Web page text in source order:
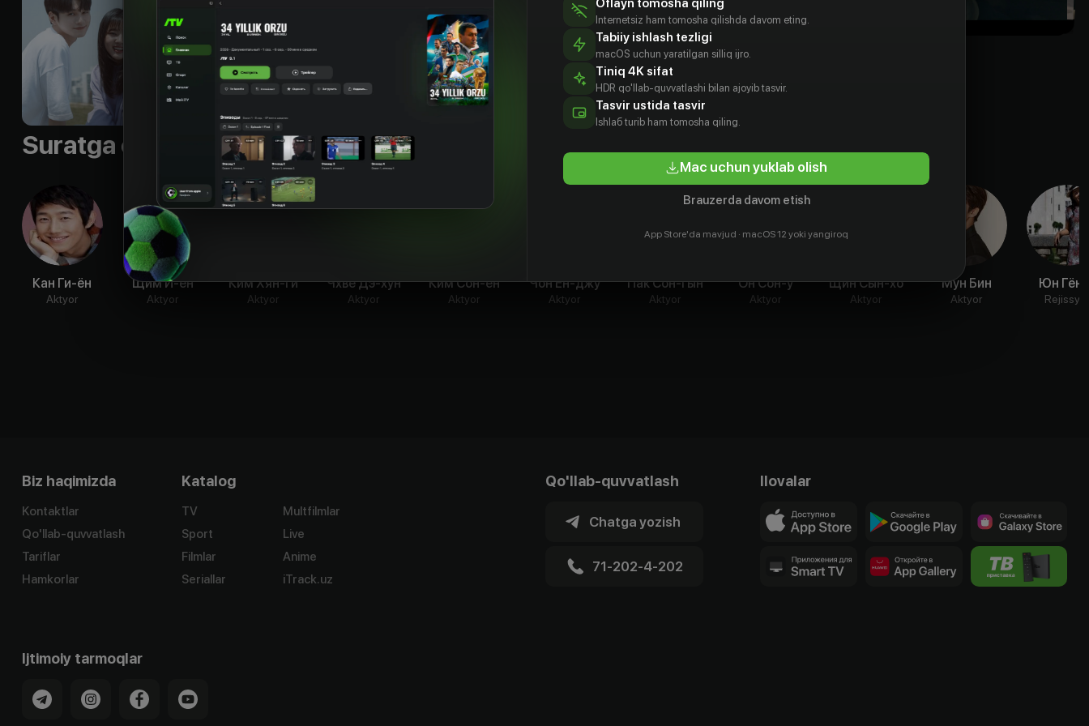
Til:
rus
Suratga olish guruhi
Кан Ги-ён
Aktyor
Щим И-ён
Aktyor
Ким Хян-ги
Aktyor
Чхве Дэ-хун
Aktyor
Ким Сон-ён
Aktyor
Чон Ён-джу
Aktyor
Пак Сон-гын
Aktyor
Он Сон-у
Aktyor
Щин Сын-хо
Aktyor
Мун Бин
Aktyor
Юн
Rejissyor
Biz haqimizda
Kontaktlar
Qo'llab-quvvatlash
Tariflar
Hamkorlar
Katalog
TV
Sport
Filmlar
Seriallar
Multfilmlar
Live
Anime
iTrack.uz
Qo'llab-quvvatlash
Chatga yozish
71-202-4-202
Ilovalar
Ijtimoiy tarmoqlar
Oflayn tomosha qiling
Internetsiz ham tomosha qilishda davom eting.
Tabiiy ishlash tezligi
macOS uchun yaratilgan silliq ijro.
Tiniq 4K sifat
HDR qo'llab-quvvatlashi bilan ajoyib tasvir.
Tasvir ustida tasvir
Ishlаб turib ham tomosha qiling.
Mac uchun yuklab olish
Brauzerda davom etish
App Store'da mavjud · macOS 12 yoki yangiroq